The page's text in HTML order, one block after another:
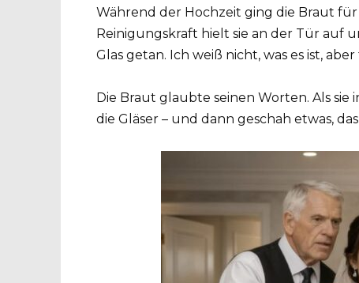
Während der Hochzeit ging die Braut
Reinigungskraft hielt sie an der Tür auf
Glas getan. Ich weiß nicht, was es ist,
Die Braut glaubte seinen Worten. Als
die Gläser – und dann geschah etwas,